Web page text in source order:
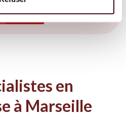
en
à Marseille